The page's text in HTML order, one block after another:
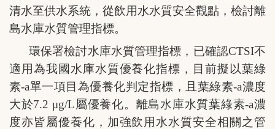
清水至供水系統，從飲用水水質安全觀點，檢討離
島水庫水質管理指標。
環保署檢討水庫水質管理指標，已確認CTSI不
適用為我國水庫水質優養化指標，目前擬以葉綠
素-a單一項目為優養化判定指標，且葉綠素-a濃度
大於7.2 μg/L屬優養化。離島水庫水質葉綠素-a濃
度亦皆屬優養化，加強飲用水水質安全相關之管